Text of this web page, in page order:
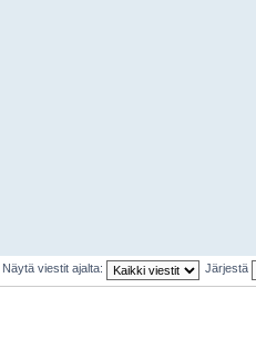
Näytä viestit ajalta: Järjestä